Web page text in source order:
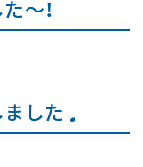
～！
した♩